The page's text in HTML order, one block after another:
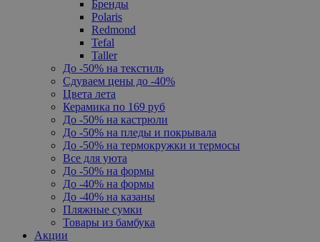
Бренды
Polaris
Redmond
Tefal
Taller
До -50% на текстиль
Сдуваем цены до -40%
Цвета лета
Керамика по 169 руб
До -50% на кастрюли
До -50% на пледы и покрывала
До -50% на термокружки и термосы
Все для уюта
До -50% на формы
До -40% на формы
До -40% на казаны
Пляжные сумки
Товары из бамбука
Акции